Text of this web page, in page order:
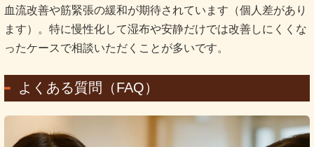
血流改善や筋緊張の緩和が期待されています（個人差があり
ます）。特に慢性化して湿布や安静だけでは改善しにくくな
ったケースで相談いただくことが多いです。
よくある質問（FAQ）